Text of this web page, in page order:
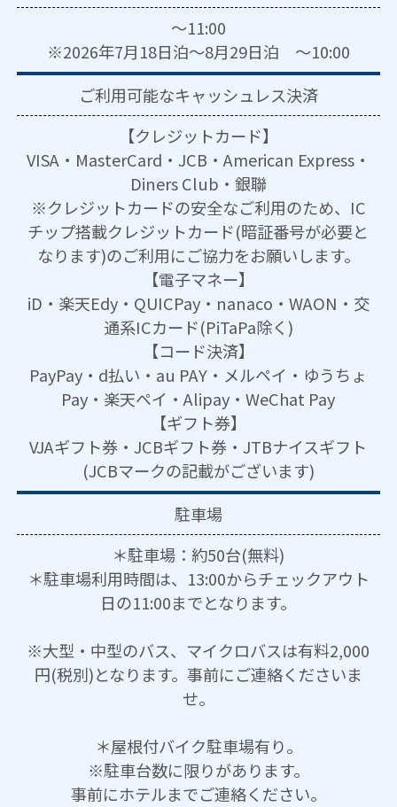
～11:00
※2026年7月18日泊～8月29日泊 ～10:00
ご利用可能なキャッシュレス決済
【クレジットカード】
VISA・MasterCard・JCB・American Express・
Diners Club・銀聯
※クレジットカードの安全なご利用のため、IC
チップ搭載クレジットカード(暗証番号が必要と
なります)のご利用にご協力をお願いします。
【電子マネー】
iD・楽天Edy・QUICPay・nanaco・WAON・交
通系ICカード(PiTaPa除く)
【コード決済】
PayPay・d払い・au PAY・メルペイ・ゆうちょ
Pay・楽天ペイ・Alipay・WeChat Pay
【ギフト券】
VJAギフト券・JCBギフト券・JTBナイスギフト
(JCBマークの記載がございます)
駐車場
＊駐車場：約50台(無料)
＊駐車場利用時間は、13:00からチェックアウト
日の11:00までとなります。
※大型・中型のバス、マイクロバスは有料2,000
円(税別)となります。事前にご連絡くださいま
せ。
＊屋根付バイク駐車場有り。
※駐車台数に限りがあります。
事前にホテルまでご連絡ください。